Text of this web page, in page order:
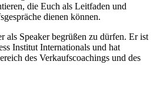
die Euch als Leitfaden und
dienen können.
als Speaker begrüßen zu dürfen. Er ist
Institut Internationals und hat
des Verkaufscoachings und des